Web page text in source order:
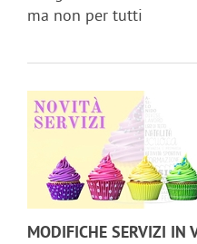
ma non per tutti
MODIFICHE SERVIZI IN